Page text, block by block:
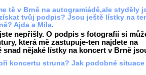
tě v Brně na autogramiádě,ale styděly
tvůj podpis? Jsou ještě lístky na
Ajda a Míla.
nepřišly. O podpis s fotografií si
která mě zastupuje-ten najdete na
snad nějaké lístky na koncert v Brně
koncertu struna? Jak podobné situace